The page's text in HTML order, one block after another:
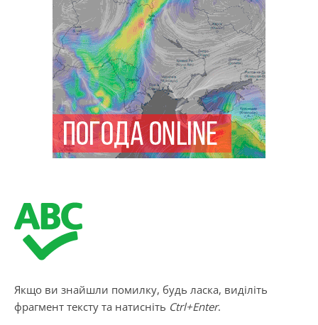
Якщо ви знайшли помилку, будь ласка, виділіть
фрагмент тексту та натисніть Ctrl+Enter.